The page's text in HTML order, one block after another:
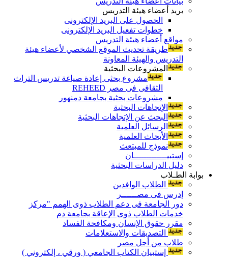
بريد أعضاء هيئة التدريس
الحصول على البريد الإلكترونى
خطوات تفعيل البريد الإلكترونى
مواقع أعضاء هيئة التدريس
طريقة تحديث الموقع الشخصي لأعضاء هيئة
التدريس والهيئة المعاونة
المشروعات البحثية
مشروع بحثى إعادة صياغة تدريس التراث
الثقافى فى مصر REHEED
مشروعات بحثية بجامعة دمنهور
الإتجاهات البحثية
البحث عن الإتجاهات البحثية
الرسائل العلمية
الأبحاث العلمية
نموذج للمبتعث
إستبيـــــــــــــان
دليل الدراسات البحثية
بوابة الطـلاب
الطلاب الوافدين
إدرس فى مصــــــر
دور الجامعة فى دعم الطلاب ذوى الهمم "مركز
خدمات الطلاب ذوى الإعاقة بجامعة دم
مقرر حقوق الإنسان ومكافحة الفساد
التصديقات والاستعلامات
طلاب من أجل مصر
إستبيان الكتاب الجامعي ( ورقي ، إلكتروني )